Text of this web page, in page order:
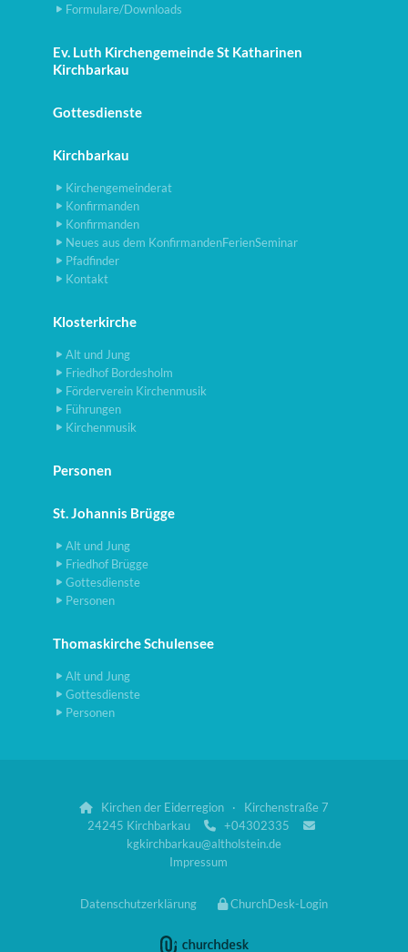
Formulare/Downloads
Ev. Luth Kirchengemeinde St Katharinen
Kirchbarkau
Gottesdienste
Kirchbarkau
Kirchengemeinderat
Konfirmanden
Konfirmanden
Neues aus dem KonfirmandenFerienSeminar
Pfadfinder
Kontakt
Klosterkirche
Alt und Jung
Friedhof Bordesholm
Förderverein Kirchenmusik
Führungen
Kirchenmusik
Personen
St. Johannis Brügge
Alt und Jung
Friedhof Brügge
Gottesdienste
Personen
Thomaskirche Schulensee
Alt und Jung
Gottesdienste
Personen

Kirchen der Eiderregion · Kirchenstraße 7
24245 Kirchbarkau
 +04302335 
kgkirchbarkau@altholstein.de
Impressum
Datenschutzerklärung ChurchDesk-Login